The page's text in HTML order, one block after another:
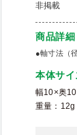
非掲載
商品詳細
●軸寸法（
本体サイ
幅10×奥
重量：12g